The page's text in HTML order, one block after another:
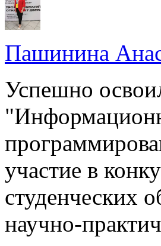
Пашинина
Успешно
участие в
студенческих
научно-